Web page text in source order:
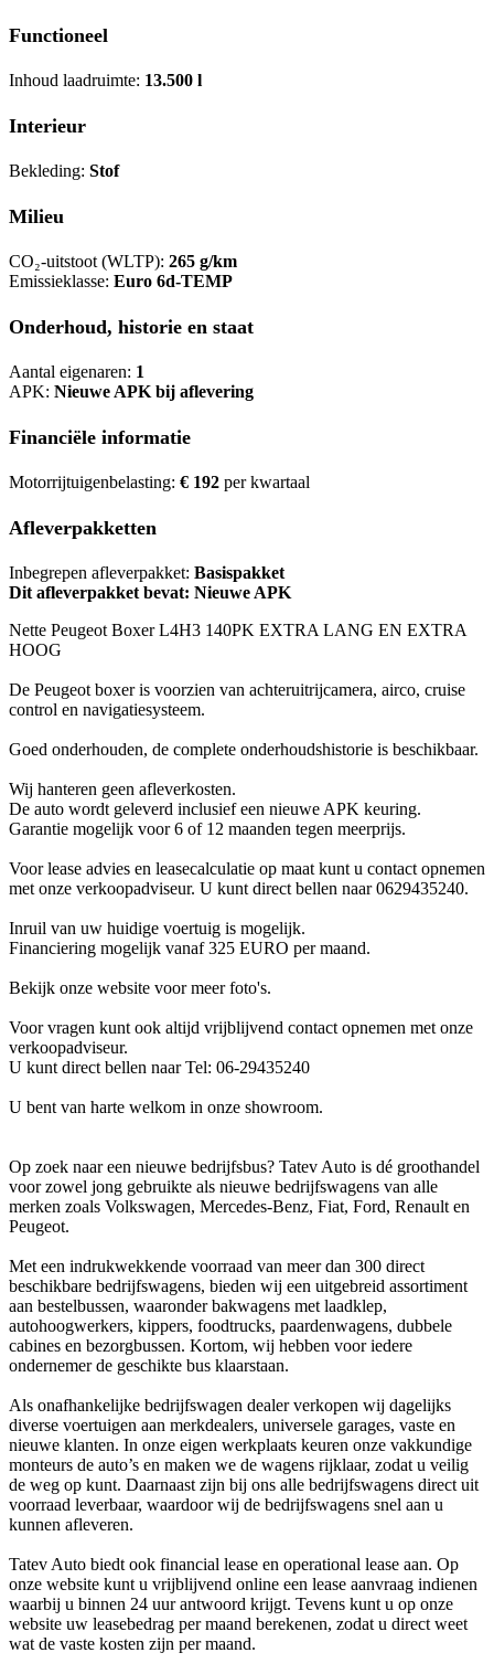
Functioneel
Inhoud laadruimte: 13.500 l
Interieur
Bekleding: Stof
Milieu
CO₂-uitstoot (WLTP): 265 g/km
Emissieklasse: Euro 6d-TEMP
Onderhoud, historie en staat
Aantal eigenaren: 1
APK: Nieuwe APK bij aflevering
Financiële informatie
Motorrijtuigenbelasting: € 192 per kwartaal
Afleverpakketten
Inbegrepen afleverpakket: Basispakket
Dit afleverpakket bevat: Nieuwe APK
Nette Peugeot Boxer L4H3 140PK EXTRA LANG EN EXTRA
HOOG
De Peugeot boxer is voorzien van achteruitrijcamera, airco, cruise
control en navigatiesysteem.
Goed onderhouden, de complete onderhoudshistorie is beschikbaar.
Wij hanteren geen afleverkosten.
De auto wordt geleverd inclusief een nieuwe APK keuring.
Garantie mogelijk voor 6 of 12 maanden tegen meerprijs.
Voor lease advies en leasecalculatie op maat kunt u contact opnemen
met onze verkoopadviseur. U kunt direct bellen naar 0629435240.
Inruil van uw huidige voertuig is mogelijk.
Financiering mogelijk vanaf 325 EURO per maand.
Bekijk onze website voor meer foto's.
Voor vragen kunt ook altijd vrijblijvend contact opnemen met onze
verkoopadviseur.
U kunt direct bellen naar Tel: 06-29435240
U bent van harte welkom in onze showroom.
Op zoek naar een nieuwe bedrijfsbus? Tatev Auto is dé groothandel
voor zowel jong gebruikte als nieuwe bedrijfswagens van alle
merken zoals Volkswagen, Mercedes-Benz, Fiat, Ford, Renault en
Peugeot.
Met een indrukwekkende voorraad van meer dan 300 direct
beschikbare bedrijfswagens, bieden wij een uitgebreid assortiment
aan bestelbussen, waaronder bakwagens met laadklep,
autohoogwerkers, kippers, foodtrucks, paardenwagens, dubbele
cabines en bezorgbussen. Kortom, wij hebben voor iedere
ondernemer de geschikte bus klaarstaan.
Als onafhankelijke bedrijfswagen dealer verkopen wij dagelijks
diverse voertuigen aan merkdealers, universele garages, vaste en
nieuwe klanten. In onze eigen werkplaats keuren onze vakkundige
monteurs de auto’s en maken we de wagens rijklaar, zodat u veilig
de weg op kunt. Daarnaast zijn bij ons alle bedrijfswagens direct uit
voorraad leverbaar, waardoor wij de bedrijfswagens snel aan u
kunnen afleveren.
Tatev Auto biedt ook financial lease en operational lease aan. Op
onze website kunt u vrijblijvend online een lease aanvraag indienen
waarbij u binnen 24 uur antwoord krijgt. Tevens kunt u op onze
website uw leasebedrag per maand berekenen, zodat u direct weet
wat de vaste kosten zijn per maand.